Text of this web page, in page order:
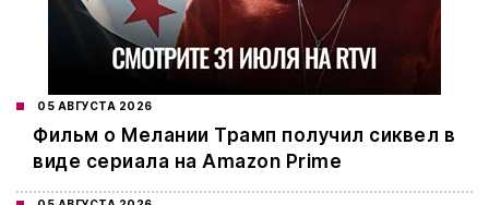
05 АВГУСТА 2026
Фильм о Мелании Трамп получил сиквел в
виде сериала на Amazon Prime